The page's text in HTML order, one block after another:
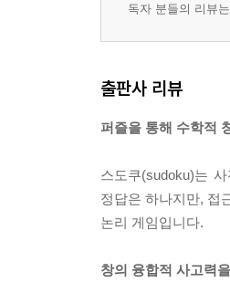
독자 분들의 리뷰
출판사 리뷰
퍼즐을 통해 수학적
스도쿠(sudoku)는
정답은 하나지만, 접
논리 게임입니다.
창의 융합적 사고력